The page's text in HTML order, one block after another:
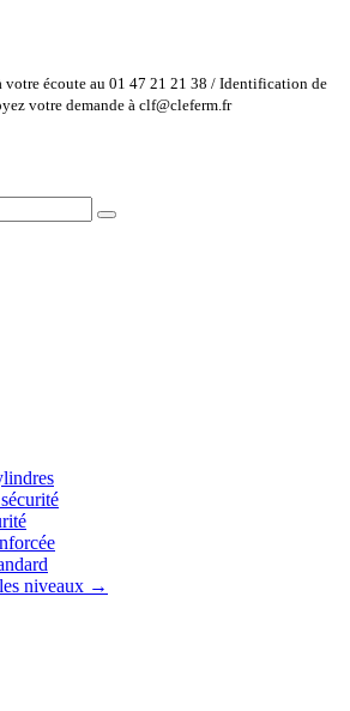
votre écoute au 01 47 21 21 38 / Identification de
votre demande à clf@cleferm.fr
niveaux →